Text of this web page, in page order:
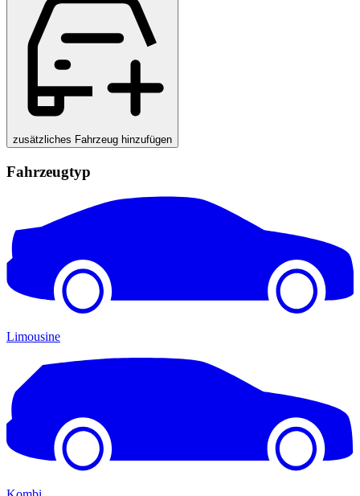
zusätzliches Fahrzeug hinzufügen
Fahrzeugtyp
Limousine